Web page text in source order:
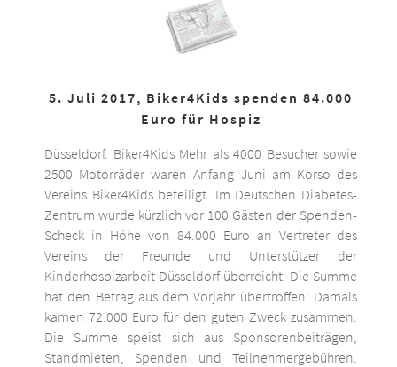
5. Juli 2017, Biker4Kids spenden 84.000
Euro für Hospiz
Düsseldorf. Biker4Kids Mehr als 4000 Besucher sowie
2500 Motorräder waren Anfang Juni am Korso des
Vereins Biker4Kids beteiligt. Im Deutschen Diabetes-
Zentrum wurde kürzlich vor 100 Gästen der Spenden-
Scheck in Höhe von 84.000 Euro an Vertreter des
Vereins der Freunde und Unterstützer der
Kinderhospizarbeit Düsseldorf überreicht. Die Summe
hat den Betrag aus dem Vorjahr übertroffen: Damals
kamen 72.000 Euro für den guten Zweck zusammen.
Die Summe speist sich aus Sponsorenbeiträgen,
Standmieten, Spenden und Teilnehmergebühren.